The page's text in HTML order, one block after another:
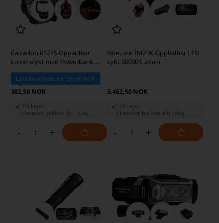
Camelion RS225 Oppladbar
Lommelykt med Powerbank,
1000 Lumen
Laveste enhetspris: 337,50 NOK
382,50 NOK
På lager
-Vi sender pakken din i dag
- +
Nitecore TM20K Oppladbar LED
Lykt 20000 Lumen
3.462,50 NOK
På lager
Vi sender pakken din i dag
- +